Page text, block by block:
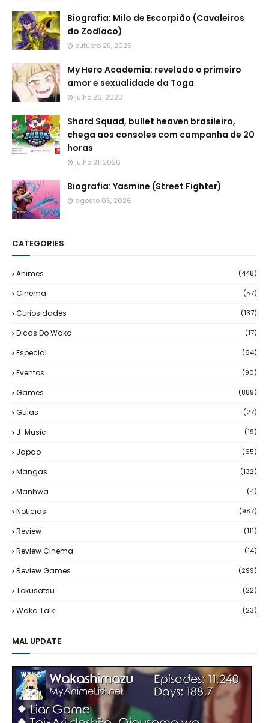
Biografia: Milo de Escorpião (Cavaleiros
do Zodíaco)
outubro 29, 2025
My Hero Academia: revelado o primeiro
amor e sexualidade da Toga
julho 26, 2023
Shard Squad, bullet heaven brasileiro,
chega aos consoles com campanha de 20
horas
julho 31, 2026
Biografia: Yasmine (Street Fighter)
agosto 05, 2026
CATEGORIES
Animes (448)
Cinema (57)
Curiosidades (137)
Dicas Do Waka (17)
Especial (64)
Eventos (90)
Games (889)
Guias (27)
J-Music (19)
Japao (65)
Mangas (132)
Manhwa (4)
Noticias (987)
Review (111)
Review Cinema (14)
Review Games (299)
Tokusatsu (22)
Waka Talk (23)
MAL UPDATE